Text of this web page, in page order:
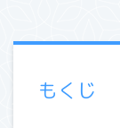
もくじ